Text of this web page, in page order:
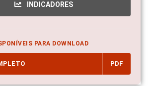
INDICADORES
PARA DOWNLOAD
PDF